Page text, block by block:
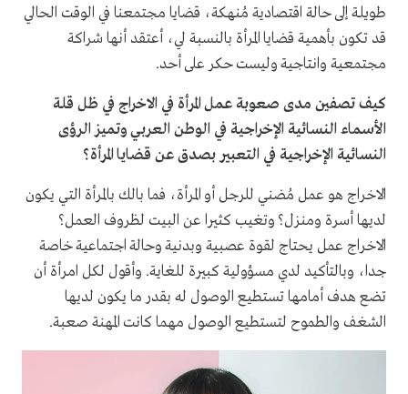
طويلة إلى حالة اقتصادية مُنهكة، قضايا مجتمعنا في الوقت الحالي
قد تكون بأهمية قضايا المرأة بالنسبة لي، أعتقد أنها شراكة
مجتمعية وانتاجية وليست حكر على أحد.
كيف تصفين مدى صعوبة عمل المرأة في الاخراج في ظل قلة
الأسماء النسائية الإخراجية في الوطن العربي وتميز الرؤى
النسائية الإخراجية في التعبير بصدق عن قضايا المرأة؟
الاخراج هو عمل مُضني للرجل أو المرأة، فما بالك بالمرأة التي يكون
لديها أسرة ومنزل؟ وتغيب كثيرا عن البيت لظروف العمل؟
الاخراج عمل يحتاج لقوة عصبية وبدنية وحالة اجتماعية خاصة
جدا، وبالتأكيد لدي مسؤولية كبيرة للغاية. وأقول لكل امرأة أن
تضع هدف أمامها تستطيع الوصول له بقدر ما يكون لديها
الشغف والطموح لتستطيع الوصول مهما كانت المهنة صعبة.